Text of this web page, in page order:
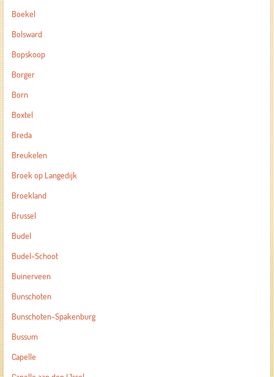
Boekel
Bolsward
Bopskoop
Borger
Born
Boxtel
Breda
Breukelen
Broek op Langedijk
Broekland
Brussel
Budel
Budel-Schoot
Buinerveen
Bunschoten
Bunschoten-Spakenburg
Bussum
Capelle